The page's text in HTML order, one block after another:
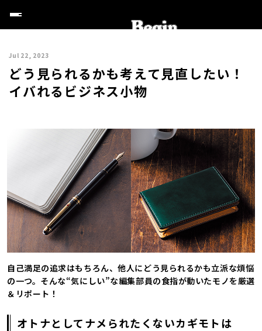
Jul 22, 2023
どう見られるかも考えて見直したい！
イバれるビジネス小物
自己満足の追求はもちろん、他人にどう見られるかも立派な煩悩
の一つ。そんな“気にしい”な編集部員の食指が動いたモノを厳選
＆リポート！
オトナとしてナメられたくないカギモトは